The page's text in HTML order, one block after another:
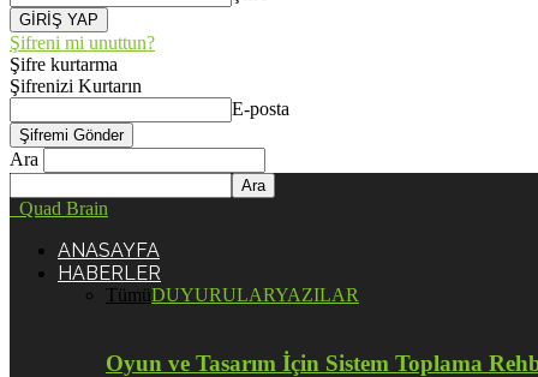
Şifreni mi unuttun?
Şifre kurtarma
Şifrenizi Kurtarın
E-posta
Ara
Quad Brain
ANASAYFA
HABERLER
TümüDUYURULARYAZILAR
Oyun ve Tasarım İçin Sistem Toplama